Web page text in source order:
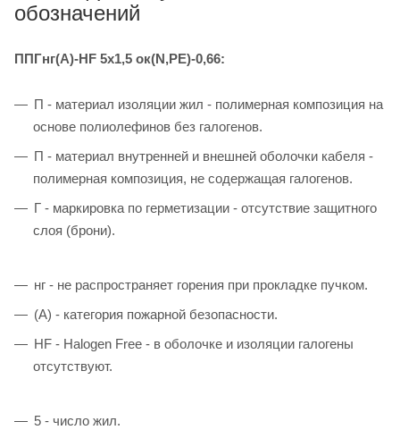
обозначений
ППГнг(А)-HF 5х1,5 ок(N,PE)-0,66:
П - материал изоляции жил - полимерная композиция на
основе полиолефинов без галогенов.
П - материал внутренней и внешней оболочки кабеля -
полимерная композиция, не содержащая галогенов.
Г - маркировка по герметизации - отсутствие защитного
слоя (брони).
нг - не распространяет горения при прокладке пучком.
(А) - категория пожарной безопасности.
HF - Halogen Free - в оболочке и изоляции галогены
отсутствуют.
5 - число жил.